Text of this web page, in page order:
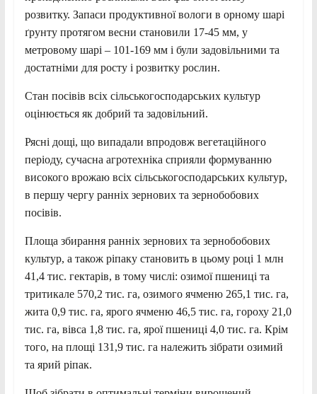
розвитку. Запаси продуктивної вологи в орному шарі
ґрунту протягом весни становили 17-45 мм, у
метровому шарі – 101-169 мм і були задовільними та
достатніми для росту і розвитку рослин.
Стан посівів всіх сільськогосподарських культур
оцінюється як добрий та задовільний.
Рясні дощі, що випадали впродовж вегетаційного
періоду, сучасна агротехніка сприяли формуванню
високого врожаю всіх сільськогосподарських культур,
в першу чергу ранніх зернових та зернобобових
посівів.
Площа збирання ранніх зернових та зернобобових
культур, а також ріпаку становить в цьому році 1 млн
41,4 тис. гектарів, в тому числі: озимої пшениці та
тритикале 570,2 тис. га, озимого ячменю 265,1 тис. га,
жита 0,9 тис. га, ярого ячменю 46,5 тис. га, гороху 21,0
тис. га, вівса 1,8 тис. га, ярої пшениці 4,0 тис. га. Крім
того, на площі 131,9 тис. га належить зібрати озимий
та ярий ріпак.